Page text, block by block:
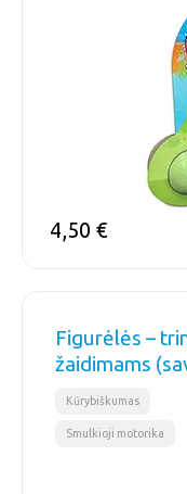
4,50 €
Figurėlės –
žaidimams
Kūrybiškumas
Smulkioji motorika